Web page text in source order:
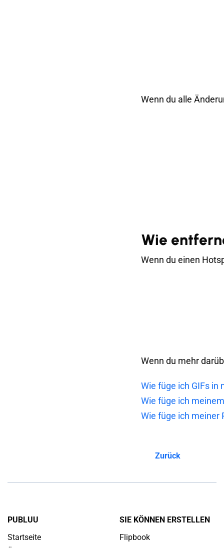
Wenn du alle
Wie
Wenn du einen
Wenn du mehr
Wie füge ich GIFs in
Wie füge ich
Wie füge ich meiner
Zurück
PUBLUU
Startseite
SIE KÖNNEN ERSTELLEN
Flipbook